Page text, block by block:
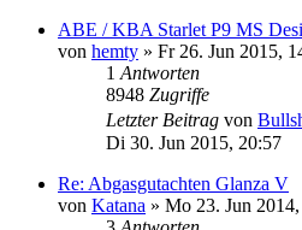
ABE / KBA Starlet P9 MS
von hemty » Fr 26. Jun 2015,
1 Antworten
8948 Zugriffe
Letzter Beitrag von
Di 30. Jun 2015, 20:57
Re: Abgasgutachten Glanza V
von Katana » Mo 23. Jun